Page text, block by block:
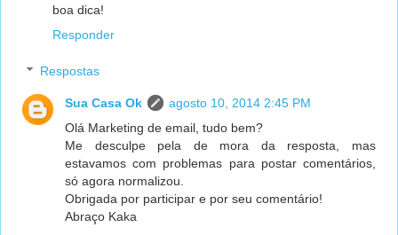
boa dica!
Responder
Respostas
Sua Casa Ok
agosto 10, 2014 2:45 PM
Olá Marketing de email, tudo bem?
Me desculpe pela de mora da resposta, mas
estavamos com problemas para postar comentários,
só agora normalizou.
Obrigada por participar e por seu comentário!
Abraço Kaka